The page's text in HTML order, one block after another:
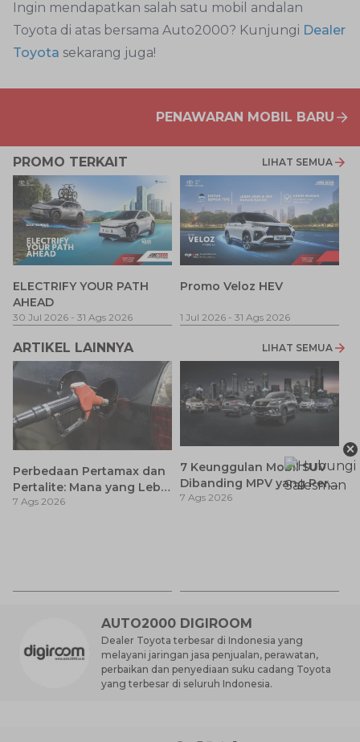
Ingin mendapatkan salah satu mobil andalan
Toyota di atas bersama Auto2000? Kunjungi Dealer
Toyota sekarang juga!
PENAWARAN MOBIL BARU
PROMO TERKAIT LIHAT SEMUA
ELECTRIFY YOUR PATH
AHEAD
30 Jul 2026 - 31 Ags 2026
Promo Veloz HEV
1 Jul 2026 - 31 Ags 2026
ARTIKEL LAINNYA LIHAT SEMUA
Perbedaan Pertamax dan
Pertalite: Mana yang Lebih
Baik untuk Mobil Toyota
7 Ags 2026
7 Keunggulan Mobil SUV
Dibanding MPV yang Perlu
Anda Ketahui
7 Ags 2026
AUTO2000 DIGIROOM
Dealer Toyota terbesar di Indonesia yang
melayani jaringan jasa penjualan, perawatan,
perbaikan dan penyediaan suku cadang Toyota
yang terbesar di seluruh Indonesia.
×